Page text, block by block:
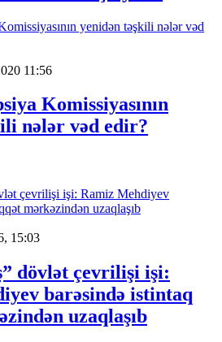
11:56
Komissiyasının
nələr vəd edir?
15:03
dövlət çevrilişi işi:
barəsində istintaq
uzaqlaşıb